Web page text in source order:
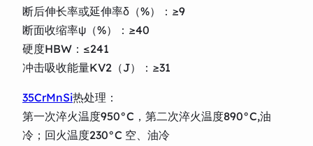
断后伸长率或延伸率δ（%）：≥9
断面收缩率ψ（%）：≥40
硬度HBW：≤241
冲击吸收能量KV2（J）：≥31
35CrMnSi热处理：
第一次淬火温度950°C，第二次淬火温度890°C,油
冷；回火温度230°C 空、油冷